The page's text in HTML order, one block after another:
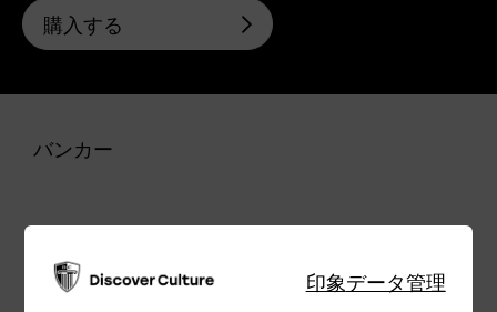
購入する
バンカー
印象データ管理